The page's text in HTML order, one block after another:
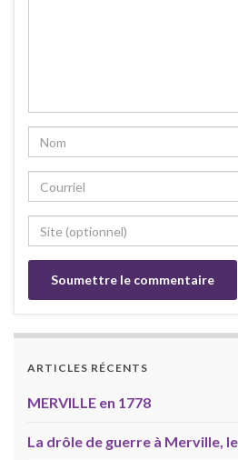
ARTICLES RÉCENTS
MERVILLE en 1778
La drôle de guerre à Merville,